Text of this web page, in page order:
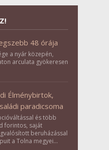
48 órája
a nyár közepén,
arculata gyökeresen
Élménybirtok,
paradicsoma
és több
forintos, saját
beruházással
a Tolna megyei